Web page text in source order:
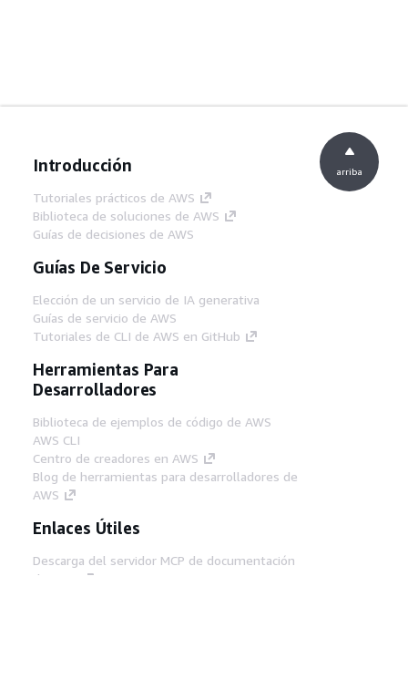
Introducción
Tutoriales prácticos de AWS
Biblioteca de soluciones de AWS
Guías de decisiones de AWS
Guías De Servicio
Elección de un servicio de IA generativa
Guías de servicio de AWS
Tutoriales de CLI de AWS en GitHub
Herramientas Para
Desarrolladores
Biblioteca de ejemplos de código de AWS
AWS CLI
Centro de creadores en AWS
Blog de herramientas para desarrolladores de
AWS
Enlaces Útiles
Descarga del servidor MCP de documentación
de AWS
arriba